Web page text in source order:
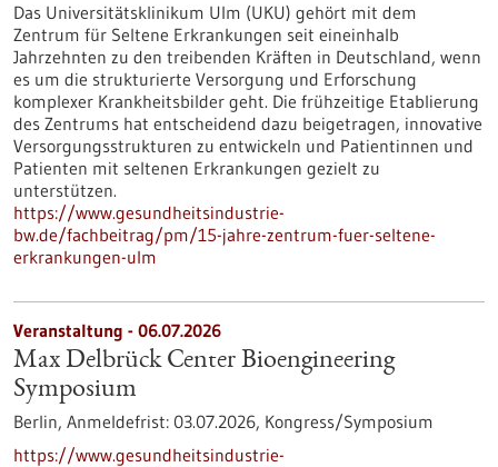
Das Universitätsklinikum Ulm (UKU) gehört mit dem
Zentrum für Seltene Erkrankungen seit eineinhalb
Jahrzehnten zu den treibenden Kräften in Deutschland, wenn
es um die strukturierte Versorgung und Erforschung
komplexer Krankheitsbilder geht. Die frühzeitige Etablierung
des Zentrums hat entscheidend dazu beigetragen, innovative
Versorgungsstrukturen zu entwickeln und Patientinnen und
Patienten mit seltenen Erkrankungen gezielt zu
unterstützen.
https://www.gesundheitsindustrie-
bw.de/fachbeitrag/pm/15-jahre-zentrum-fuer-seltene-
erkrankungen-ulm
Veranstaltung - 06.07.2026
Max Delbrück Center Bioengineering
Symposium
Berlin, Anmeldefrist: 03.07.2026, Kongress/Symposium
https://www.gesundheitsindustrie-